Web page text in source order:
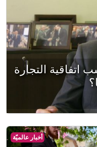
اتفاقية التجارة
أخبار عالميّة